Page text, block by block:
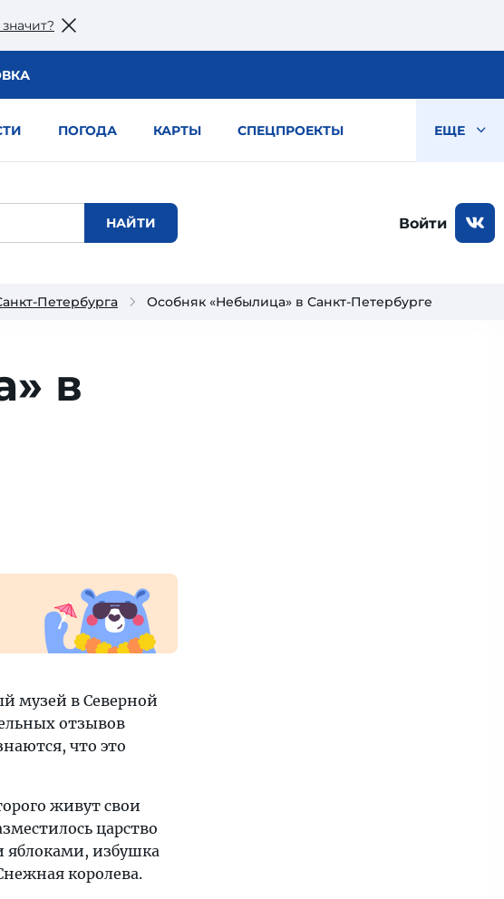
ПОГОДА КАРТЫ СПЕЦПРОЕКТЫ ЕЩЕ
Войти
Петербурга Особняк «Небылица» в Санкт-Петербурге
в
музей в Северной
отзывов
что это
живут свои
царство
избушка
королева.